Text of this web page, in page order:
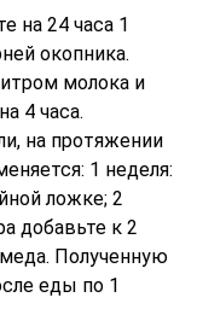
на 24 часа 1
окопника.
молока и
4 часа.
на протяжении
1 неделя:
ложке; 2
добавьте к 2
Полученную
еды по 1